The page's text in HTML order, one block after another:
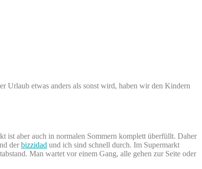
Urlaub etwas anders als sonst wird, haben wir den Kindern
ist aber auch in normalen Sommern komplett überfüllt. Daher
derbizzidad und ich sind schnell durch. Im Supermarkt
Man wartet vor einem Gang, alle gehen zur Seite oder